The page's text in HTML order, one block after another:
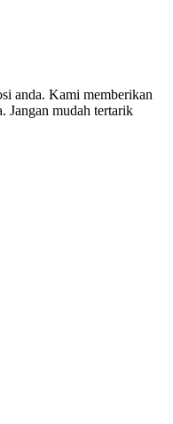
anda. Kami memberikan
Jangan mudah tertarik